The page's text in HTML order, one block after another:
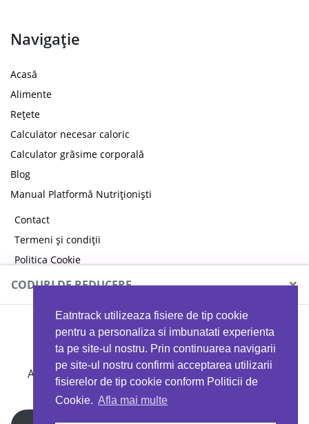
Eatntrack utilizeaza fisiere de tip cookie
pentru a personaliza si imbunatati experienta
ta pe site-ul nostru. Prin continuarea navigarii
pe site-ul nostru confirmi acceptarea utilizarii
fisierelor de tip cookie conform Politicii de
Cookie. Afla mai multe
Navigație
Acasă
Alimente
Rețete
Calculator necesar caloric
Calculator grăsime corporală
Blog
Manual Platformă Nutriționiști
Contact
Termeni și condiții
Politica Cookie
Politica de confidențialitate
CODURI DE REDUCERE ×
MYPROTEIN
Ai 40%reducere la orice comandă folosind codul
EATTRACK